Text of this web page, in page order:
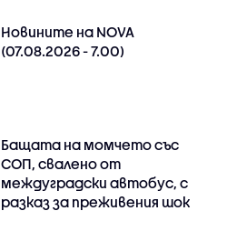
Новините на NOVA
(07.08.2026 - 7.00)
Бащата на момчето със
СОП, свалено от
междуградски автобус, с
разказ за преживения шок